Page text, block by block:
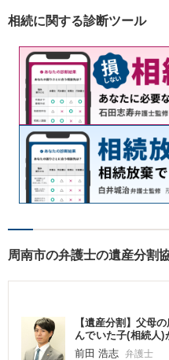
法を探り
相続に関する診断ツール
周南市の弁護士の遺産分割
【遺産分割】父母
んでいた子(相続人
功した事例
前田 浩志 弁護士